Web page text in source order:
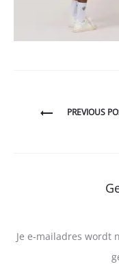
BerichtPREVIOUS
Je e-mailadres wordt